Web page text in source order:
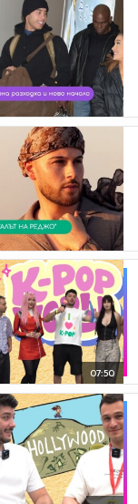
07:50